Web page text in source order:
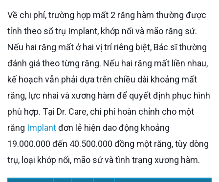
Về chi phí, trường hợp mất 2 răng hàm thường được
tính theo số trụ Implant, khớp nối và mão răng sứ.
Nếu hai răng mất ở hai vị trí riêng biệt, Bác sĩ thường
đánh giá theo từng răng. Nếu hai răng mất liền nhau,
kế hoạch vẫn phải dựa trên chiều dài khoảng mất
răng, lực nhai và xương hàm để quyết định phục hình
phù hợp. Tại Dr. Care, chi phí hoàn chỉnh cho một
răng Implantđơn lẻ hiện dao động khoảng
19.000.000 đến 40.500.000 đồng một răng, tùy dòng
trụ, loại khớp nối, mão sứ và tình trạng xương hàm.